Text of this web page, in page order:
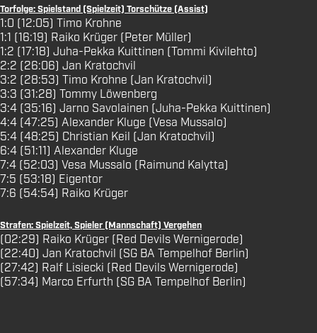
Torfolge: Spielstand (Spielzeit) Torschütze (Assist)
1:0 (12:05) Timo Krohne
1:1 (16:19) Raiko Krüger (Peter Müller)
1:2 (17:18) Juha-Pekka Kuittinen (Tommi Kivilehto)
2:2 (26:06) Jan Kratochvil
3:2 (28:53) Timo Krohne (Jan Kratochvil)
3:3 (31:28) Tommy Löwenberg
3:4 (35:16) Jarno Savolainen (Juha-Pekka Kuittinen)
4:4 (47:25) Alexander Kluge (Vesa Mussalo)
5:4 (48:25) Christian Keil (Jan Kratochvil)
6:4 (51:11) Alexander Kluge
7:4 (52:03) Vesa Mussalo (Raimund Kalytta)
7:5 (53:18) Eigentor
7:6 (54:54) Raiko Krüger
Strafen: Spielzeit, Spieler (Mannschaft) Vergehen
(02:29) Raiko Krüger (Red Devils Wernigerode)
(22:40) Jan Kratochvil (SG BA Tempelhof Berlin)
(27:42) Ralf Lisiecki (Red Devils Wernigerode)
(57:34) Marco Erfurth (SG BA Tempelhof Berlin)